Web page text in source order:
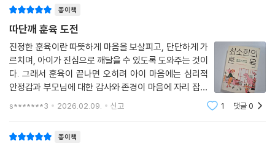
경계를 아이에게 가르치지 못한 것이다. 해야 하는 것은 해야 하고, 안 되는
것은 절대 안 된다는 약속을 단단하게 지켜야 한다.
- p. 201, 〈단단함이 부족하면 나타나는 부작용〉 중에서
훈육은 분명히 가르치는 시간이다. ‘야단치다’, ‘꾸짖다’, ‘나무라다’에는 가
르침이 없다. 호되고 엄격하게 잘못을 꼬집어 말하는 것이다. 진정한 훈육
의 의미가 들어갈 틈이 없다. 그러니 야단쳐 놓고 훈육했다고 헷갈리면 안
된다. 야단맞은 아이는 계속 울거나 겁먹은 상태다. 멍하게 있기도 한다. 정
- p. 211, 〈아이의 뇌에 꼭 필요한 ‘야단친 후 30분 법칙’〉 중에서
고 규칙을 거부하는 순간까지 총정리했다. 훈육을 ‘사건이 터진 뒤 혼내는
일’로 한정하지 않는다. 마트에 가기 전, 식당에 들어가기 전 미리 약속하는
‘예방 훈육’, 그리고 상황 발생 후 감정 소모 없이 대응하는 ‘대처 훈육’을 구
분해 설명한다.
세 번째, ‘깨닫게’. 부모가 일방적으로 혼내는 대신 아이가 깨달아야 문제
행동을 반복하지 않는다. 저자는 무엇을 하지 말아야 하는지 뿐 아니라, 무
엇을 해야 하는지까지 알려 줘야 아이가 선택할 수 있다는 점, 아이의 강점
경계는 분명히, 통제가 아니라 깨달음으로 이끄는 훈육이다.
종이책
따단깨 훈육 도전
진정한 훈육이란 따뜻하게 마음을 보살피고, 단단하게 가
르치며, 아이가 진심으로 깨달을 수 있도록 도와주는 것이
다. 그래서 훈육이 끝나면 오히려 아이 마음에는 심리적
안정감과 부모님에 대한 감사와 존경이 마음에 자리 잡는
다. p.53부모가 단단한 경계를 세우고 절대 하면 안 되는
s*******3 2026.02.09. 신고 1 댓글0
종이책